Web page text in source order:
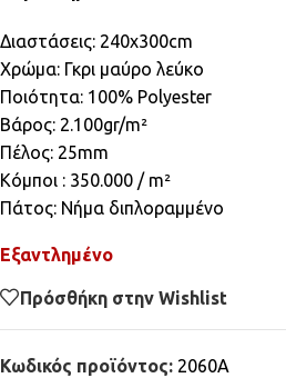
Διαστάσεις: 240x300cm
Χρώμα: Γκρι μαύρο λεύκο
Ποιότητα: 100% Polyester
Βάρος: 2.100gr/m²
Πέλος: 25mm
Κόμποι : 350.000 / m²
Πάτος: Νήμα διπλοραμμένο
Εξαντλημένο
Πρόσθήκη στην Wishlist
Κωδικός προϊόντος: 2060A